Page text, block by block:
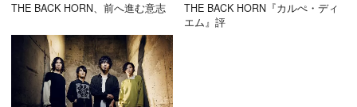
THE BACK HORN、前へ進む意志
THE BACK HORN『カルぺ・ディ
エム』評